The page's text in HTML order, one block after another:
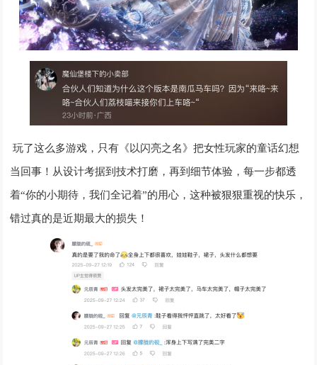
玩了这么多游戏，只有《以闪亮之名》把女性玩家的童话幻想
当回事！从设计考据到技术打磨，再到细节体验，每一步都透
着“你的小期待，我们全记着”的用心，这种被狠狠重视的快乐，
错过真的是近期最大的损失！